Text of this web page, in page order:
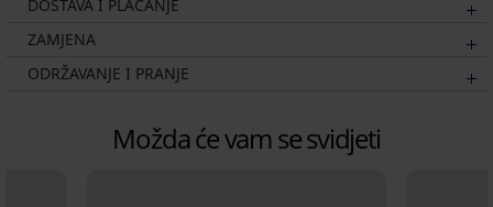
DOSTAVA I PLAĆANJE
ZAMJENA
ODRŽAVANJE I PRANJE
Možda će vam se svidjeti